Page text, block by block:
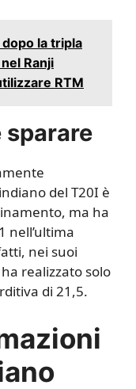
dopo la tripla
Ranji
RTM
sparare
del T20I è
ma ha
nell’ultima
nei suoi
realizzato solo
di 21,5.